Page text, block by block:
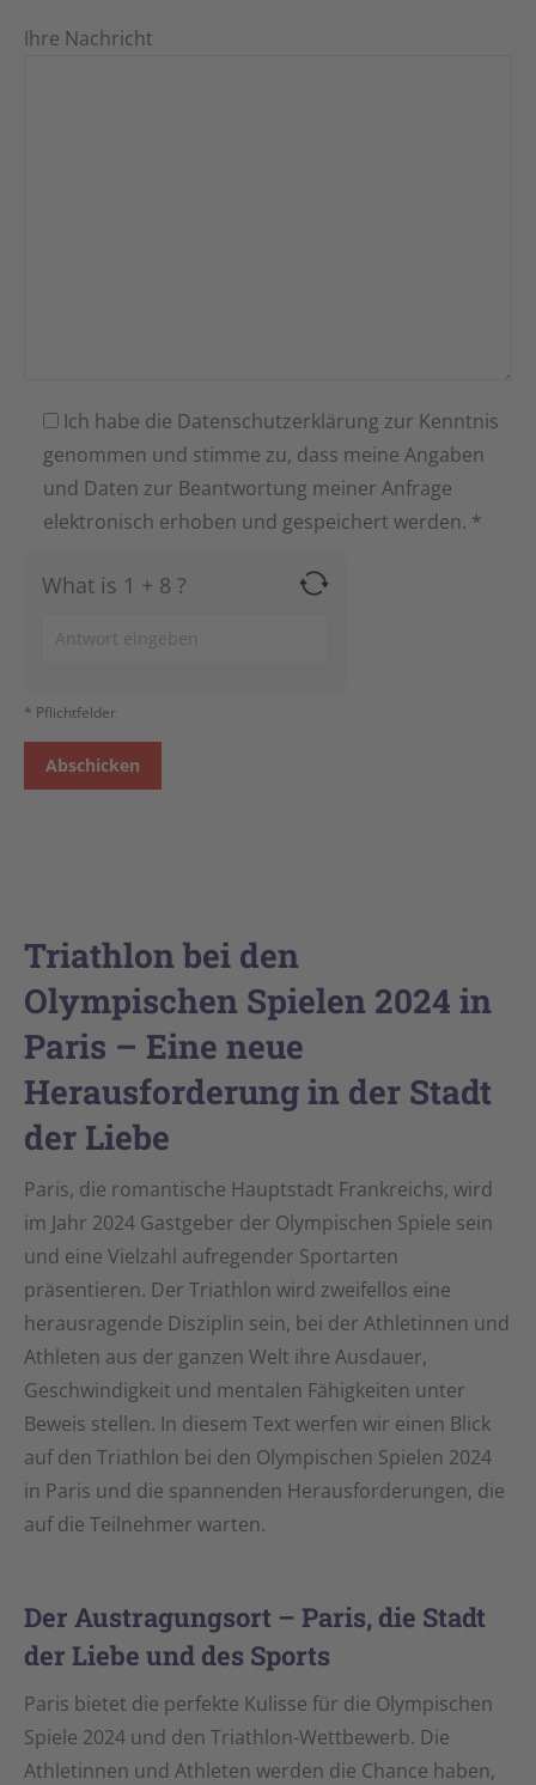
Ihre Nachricht
Ich habe die Datenschutzerklärung zur Kenntnis
genommen und stimme zu, dass meine Angaben
und Daten zur Beantwortung meiner Anfrage
elektronisch erhoben und gespeichert werden. *
What is 1 + 8 ?
for
+
* Pflichtfelder
Triathlon bei den
Olympischen Spielen 2024 in
Paris – Eine neue
Herausforderung in der Stadt
der Liebe
Paris, die romantische Hauptstadt Frankreichs, wird
im Jahr 2024 Gastgeber der Olympischen Spiele sein
und eine Vielzahl aufregender Sportarten
präsentieren. Der Triathlon wird zweifellos eine
herausragende Disziplin sein, bei der Athletinnen und
Athleten aus der ganzen Welt ihre Ausdauer,
Geschwindigkeit und mentalen Fähigkeiten unter
Beweis stellen. In diesem Text werfen wir einen Blick
auf den Triathlon bei den Olympischen Spielen 2024
in Paris und die spannenden Herausforderungen, die
auf die Teilnehmer warten.
Der Austragungsort – Paris, die Stadt
der Liebe und des Sports
Paris bietet die perfekte Kulisse für die Olympischen
Spiele 2024 und den Triathlon-Wettbewerb. Die
Athletinnen und Athleten werden die Chance haben,